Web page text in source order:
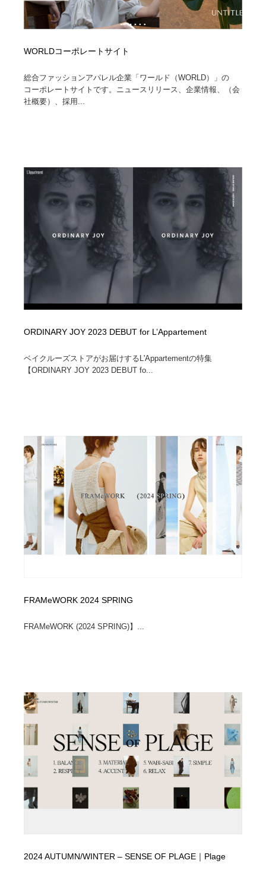
WORLDコーポレートサイト
総合ファッションアパレル企業「ワールド（WORLD）」の
コーポレートサイトです。ニュースリリース、企業情報、（会
社概要）、採用...
ORDINARY JOY 2023 DEBUT for L’Appartement
ベイクルーズストアがお届けするL'Appartementの特集
【ORDINARY JOY 2023 DEBUT fo...
FRAMeWORK 2024 SPRING
FRAMeWORK (2024 SPRING)】...
2024 AUTUMN/WINTER – SENSE OF PLAGE｜Plage